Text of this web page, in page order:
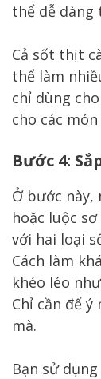
thể dễ dàng
Cả sốt thịt
thể làm
chỉ dùng
cho các
Bước 4:
Ở bước này,
hoặc luộc
với hai loại
Cách làm
khéo léo
Chỉ cần để
mà.
Bạn sử